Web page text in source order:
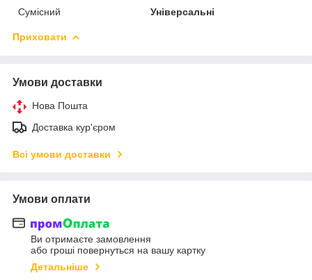
Сумісний
Універсальні
Приховати
Умови доставки
Нова Пошта
Доставка кур'єром
Всі умови доставки
Умови оплати
Ви отримаєте замовлення
або гроші повернуться на вашу картку
Детальніше